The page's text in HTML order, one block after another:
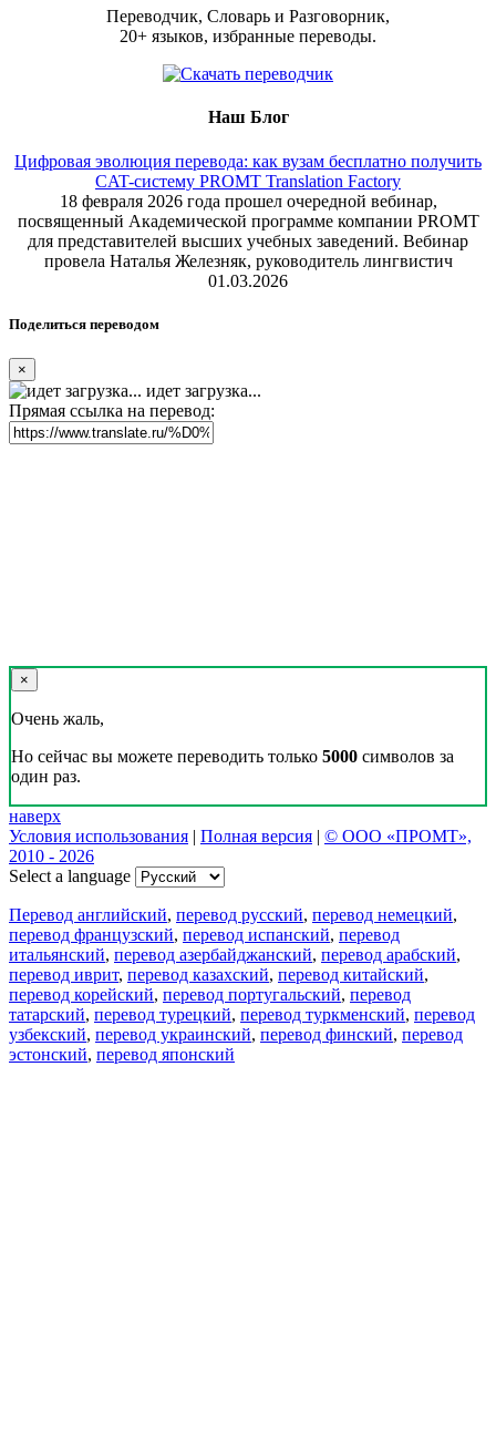
Переводчик, Словарь и Разговорник,
20+ языков, избранные переводы.
Наш Блог
Цифровая эволюция перевода: как вузам бесплатно получить
CAT-систему PROMT Translation Factory
18 февраля 2026 года прошел очередной вебинар,
посвященный Академической программе компании PROMT
для представителей высших учебных заведений. Вебинар
провела Наталья Железняк, руководитель лингвистич
01.03.2026
Поделиться переводом
×
идет загрузка...
Прямая ссылка на перевод:
×
Очень жаль,
Но сейчас вы можете переводить только 5000 символов за
один раз.
наверх
Условия использования | Полная версия | © ООО «ПРОМТ»,
2010 - 2026
Select a language
Перевод английский, перевод русский, перевод немецкий,
перевод французский, перевод испанский, перевод
итальянский, перевод азербайджанский, перевод арабский,
перевод иврит, перевод казахский, перевод китайский,
перевод корейский, перевод португальский, перевод
татарский, перевод турецкий, перевод туркменский, перевод
узбекский, перевод украинский, перевод финский, перевод
эстонский, перевод японский